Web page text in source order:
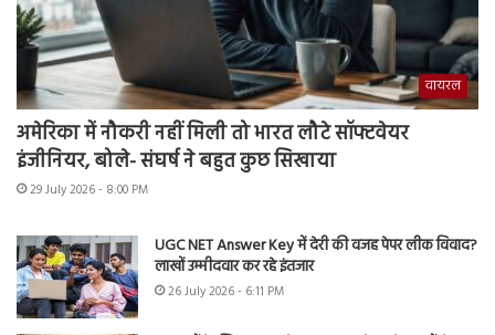
वायरल
अमेरिका में नौकरी नहीं मिली तो भारत लौटे सॉफ्टवेयर
इंजीनियर, बोले- संघर्ष ने बहुत कुछ सिखाया
29 July 2026 - 8:00 PM
UGC NET Answer Key में देरी की वजह पेपर लीक विवाद?
लाखों उम्मीदवार कर रहे इंतजार
26 July 2026 - 6:11 PM